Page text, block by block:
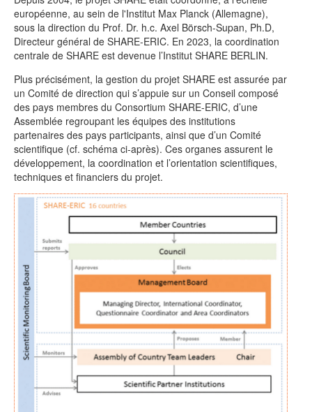
européenne, au sein de l'Institut Max Planck (Allemagne),
sous la direction du Prof. Dr. h.c. Axel Börsch-Supan, Ph.D,
Directeur général de SHARE-ERIC. En 2023, la coordination
centrale de SHARE est devenue l’Institut SHARE BERLIN.
Plus précisément, la gestion du projet SHARE est assurée par
un Comité de direction qui s’appuie sur un Conseil composé
des pays membres du Consortium SHARE-ERIC, d’une
Assemblée regroupant les équipes des institutions
partenaires des pays participants, ainsi que d’un Comité
scientifique (cf. schéma ci-après). Ces organes assurent le
développement, la coordination et l’orientation scientifiques,
techniques et financiers du projet.